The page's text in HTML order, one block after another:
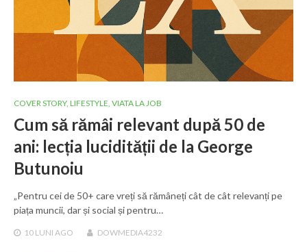
COVER STORY, LIFESTYLE VIATA LA JOB
Cum să rămâi relevant după 50 de
ani: lecția lucidității de la George
Butunoiu
„Pentru cei de 50+ care vreți să rămâneți cât de cât relevanți pe
piața muncii, dar și social și pentru…
10 LUNI AGO DOWMEDIA4232